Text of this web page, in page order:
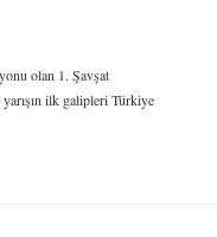
olan 1. Şavşat
ilk galipleri Türkiye